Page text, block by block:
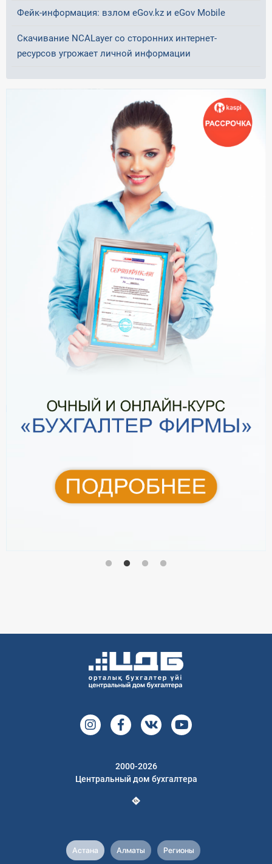
Фейк-информация: взлом eGov.kz и eGov Mobile
Скачивание NCALayer со сторонних интернет-
ресурсов угрожает личной информации
2000-2026
Центральный дом бухгалтера
Астана Алматы Регионы